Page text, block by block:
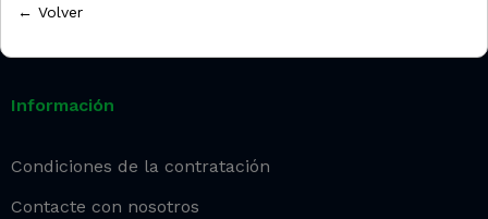
Información
Condiciones de la contratación
Contacte con nosotros
← Volver